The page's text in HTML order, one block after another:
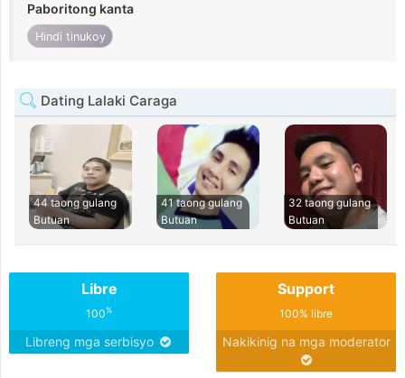
Paboritong kanta
Hindi tinukoy
Dating Lalaki Caraga
44 taong gulang
Butuan
41 taong gulang
Butuan
32 taong gulang
Butuan
Libre
100%
Libreng mga serbisyo
Support
100% libre
Nakikinig na mga moderator